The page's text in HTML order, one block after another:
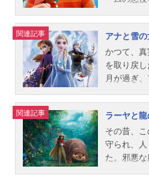
tGo～あり
始年＆季
『アナと
ィズニー
画...
イ：森田
ジョン・ラ
リ監督：
ィリアム
ーツ ダニ
ャックマ
sion)」AI
メ映画
式ページ
ートピア
た…。作品
場版アニ
スケジュ
キャスト
署長：三
順子クロウ
バンナ）
哲章フィニ
ュ：村治
る困難に
の進むべき
だったが
の海放送
ディズニ
久知奈マ
ちゃん：夏
ーナ：中
イヘイ：多
ジョン・
シュ＞の
ことのない
飛び出す
セスたち
りで何で
て、二人
に！？はた
ュ＞と彼
命とは…。
ュ：オン
関連記事
アナと雪の
かつて、
を取り戻
月が過ぎ
フ、そし
を過ごして
か聞こえな
れ、姉妹は
い、アレ
関連記事
ラーヤと龍
その昔、
守られ、
た。邪悪